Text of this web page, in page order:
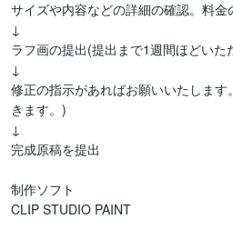
サイズや内容などの詳細の確認。料金
↓
ラフ画の提出(提出まで1週間ほどいた
↓
修正の指示があればお願いいたしま
きます。)
↓
完成原稿を提出
制作ソフト
CLIP STUDIO PAINT